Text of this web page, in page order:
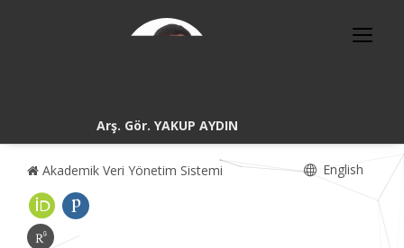
Arş. Gör. YAKUP AYDIN
Akademik Veri Yönetim Sistemi English